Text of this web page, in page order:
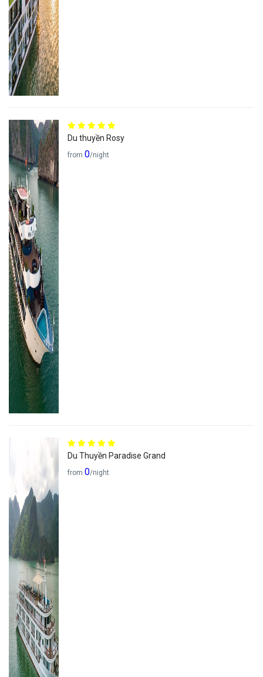
Du thuyền Rosy
from 0/night
Du Thuyền Paradise Grand
from 0/night